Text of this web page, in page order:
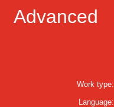
Advanced
Work type:
Language: